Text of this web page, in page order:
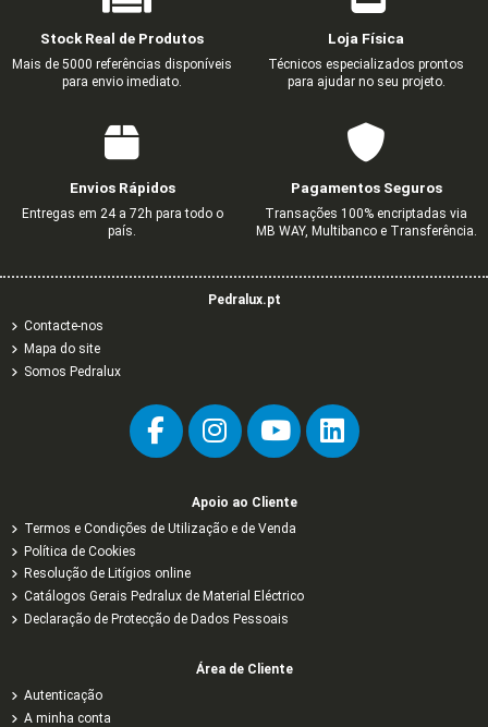
Stock Real de Produtos
Mais de 5000 referências disponíveis
para envio imediato.
Loja Física
Técnicos especializados prontos
para ajudar no seu projeto.
Envios Rápidos
Entregas em 24 a 72h para todo o
país.
Pagamentos Seguros
Transações 100% encriptadas via
MB WAY, Multibanco e Transferência.
Pedralux.pt
Contacte-nos
Mapa do site
Somos Pedralux
Apoio ao Cliente
Termos e Condições de Utilização e de Venda
Política de Cookies
Resolução de Litígios online
Catálogos Gerais Pedralux de Material Eléctrico
Declaração de Protecção de Dados Pessoais
Área de Cliente
Autenticação
A minha conta